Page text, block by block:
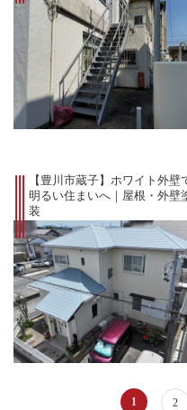
【豊川市蔵子】ホワイト外壁
明るい住まいへ｜屋根・外壁
装
施工事例
1 2